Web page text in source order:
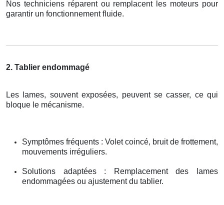
Nos techniciens réparent ou remplacent les moteurs pour
garantir un fonctionnement fluide.
2. Tablier endommagé
Les lames, souvent exposées, peuvent se casser, ce qui
bloque le mécanisme.
Symptômes fréquents : Volet coincé, bruit de frottement,
mouvements irréguliers.
Solutions adaptées : Remplacement des lames
endommagées ou ajustement du tablier.